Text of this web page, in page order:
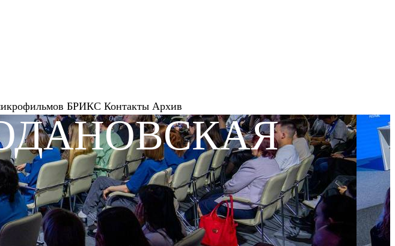
БРИКС Контакты Архив